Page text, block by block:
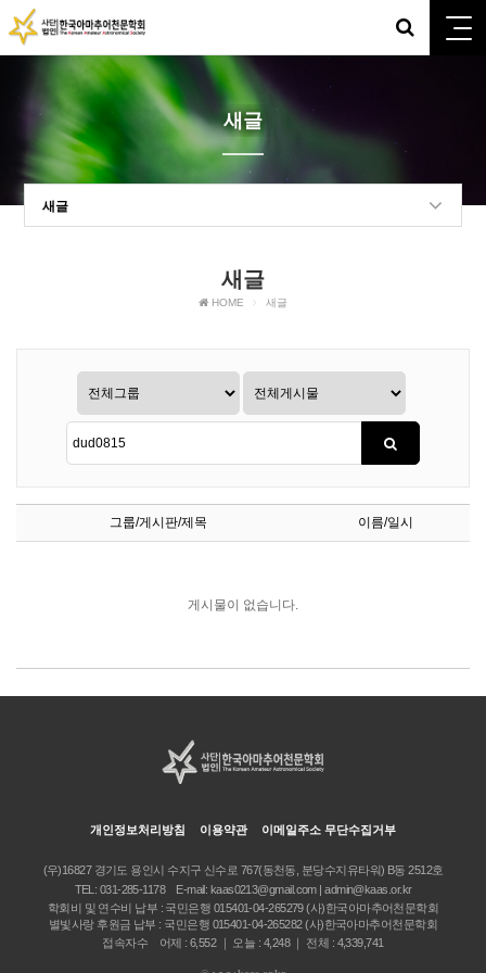
새글
새글
새글
HOME 새글
그룹/게시판/제목 이름/일시
게시물이 없습니다.
개인정보처리방침 이용약관 이메일주소 무단수집거부
(우)16827 경기도 용인시 수지구 신수로 767(동천동, 분당수지유타워) B동 2512호
TEL: 031-285-1178 E-mail: kaas0213@gmail.com | admin@kaas.or.kr
학회비 및 연수비 납부 : 국민은행 015401-04-265279 (사)한국아마추어천문학회
별빛사랑 후원금 납부 : 국민은행 015401-04-265282 (사)한국아마추어천문학회
접속자수 어제 : 6,552 ｜ 오늘 : 4,248 ｜ 전체 : 4,339,741